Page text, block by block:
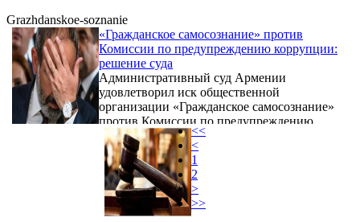
Grazhdanskoe-soznanie
«Гражданское самосознание» против
Комиссии по предупреждению коррупции:
решение суда
Административный суд Армении
удовлетворил иск общественной
организации «Гражданское самосознание»
против Комиссии по предупреждению
коррупции, признав недействительным
решение Комиссии №01/2020г. от 14 января
2020 года отклонить представленное
организацией заявление о принятии
заключения в связи нарушением правил
этики Николом Пашиняном.
<<
<
1
2
>
>>